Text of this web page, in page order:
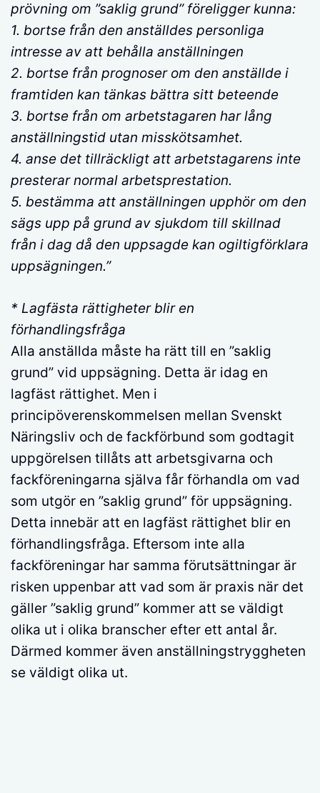
prövning om ”saklig grund” föreligger kunna:
1. bortse från den anställdes personliga
intresse av att behålla anställningen
2. bortse från prognoser om den anställde i
framtiden kan tänkas bättra sitt beteende
3. bortse från om arbetstagaren har lång
anställningstid utan misskötsamhet.
4. anse det tillräckligt att arbetstagarens inte
presterar normal arbetsprestation.
5. bestämma att anställningen upphör om den
sägs upp på grund av sjukdom till skillnad
från i dag då den uppsagde kan ogiltigförklara
uppsägningen.”
* Lagfästa rättigheter blir en
förhandlingsfråga
Alla anställda måste ha rätt till en ”saklig
grund” vid uppsägning. Detta är idag en
lagfäst rättighet. Men i
principöverenskommelsen mellan Svenskt
Näringsliv och de fackförbund som godtagit
uppgörelsen tillåts att arbetsgivarna och
fackföreningarna själva får förhandla om vad
som utgör en ”saklig grund” för uppsägning.
Detta innebär att en lagfäst rättighet blir en
förhandlingsfråga. Eftersom inte alla
fackföreningar har samma förutsättningar är
risken uppenbar att vad som är praxis när det
gäller ”saklig grund” kommer att se väldigt
olika ut i olika branscher efter ett antal år.
Därmed kommer även anställningstryggheten
se väldigt olika ut.